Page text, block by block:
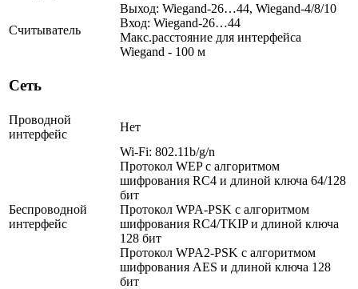
Считыватель
Выход: Wiegand-26…44, Wiegand-4/8/10
Вход: Wiegand-26…44
Макс.расстояние для интерфейса
Wiegand - 100 м
Сеть
Проводной
интерфейс
Нет
Беспроводной
интерфейс
Wi-Fi: 802.11b/g/n
Протокол WEP c алгоритмом
шифрования RC4 и длиной ключа 64/128
бит
Протокол WPA-PSK c алгоритмом
шифрования RC4/TKIP и длиной ключа
128 бит
Протокол WPA2-PSK с алгоритмом
шифрования AES и длиной ключа 128
бит